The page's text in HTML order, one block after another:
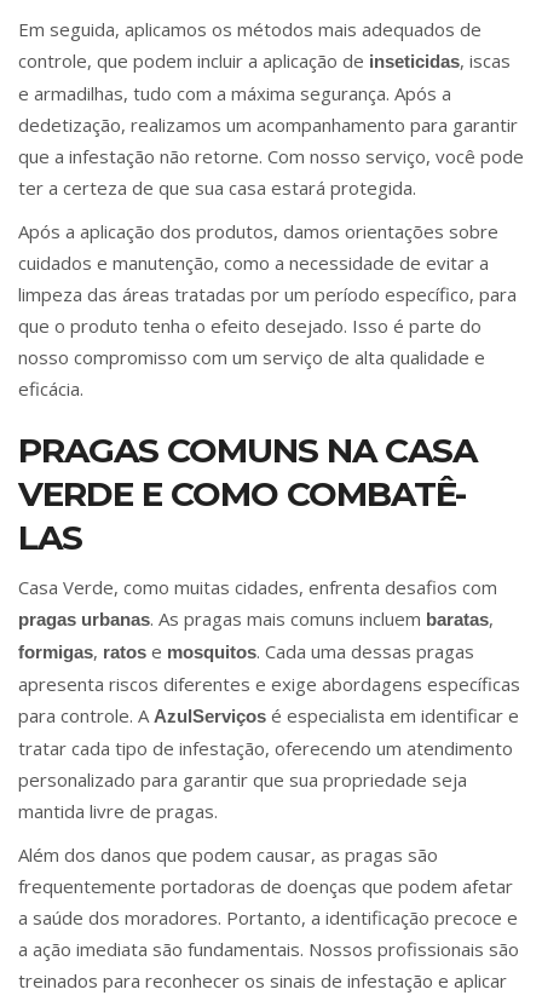
Em seguida, aplicamos os métodos mais adequados de
controle, que podem incluir a aplicação de inseticidas, iscas
e armadilhas, tudo com a máxima segurança. Após a
dedetização, realizamos um acompanhamento para garantir
que a infestação não retorne. Com nosso serviço, você pode
ter a certeza de que sua casa estará protegida.
Após a aplicação dos produtos, damos orientações sobre
cuidados e manutenção, como a necessidade de evitar a
limpeza das áreas tratadas por um período específico, para
que o produto tenha o efeito desejado. Isso é parte do
nosso compromisso com um serviço de alta qualidade e
eficácia.
PRAGAS COMUNS NA CASA
VERDE E COMO COMBATÊ-
LAS
Casa Verde, como muitas cidades, enfrenta desafios com
pragas urbanas. As pragas mais comuns incluem baratas,
formigas, ratos e mosquitos. Cada uma dessas pragas
apresenta riscos diferentes e exige abordagens específicas
para controle. A AzulServiços é especialista em identificar e
tratar cada tipo de infestação, oferecendo um atendimento
personalizado para garantir que sua propriedade seja
mantida livre de pragas.
Além dos danos que podem causar, as pragas são
frequentemente portadoras de doenças que podem afetar
a saúde dos moradores. Portanto, a identificação precoce e
a ação imediata são fundamentais. Nossos profissionais são
treinados para reconhecer os sinais de infestação e aplicar